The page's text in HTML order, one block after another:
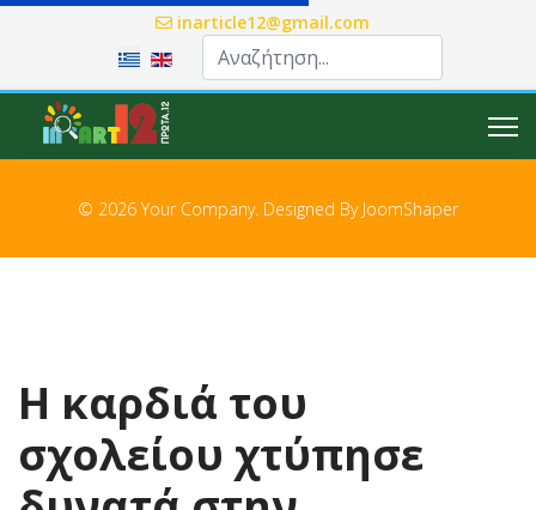
inarticle12@gmail.com
Επιλέξτε τη γλώσσα σας
© 2026 Your Company. Designed By JoomShaper
Η καρδιά του
σχολείου χτύπησε